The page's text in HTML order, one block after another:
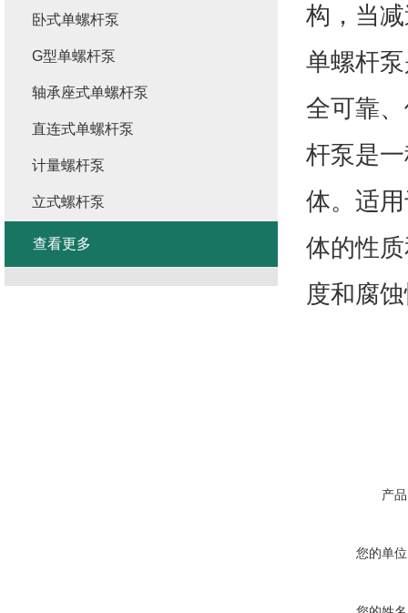
构，当
单螺杆
全可靠
杆泵是
体。适
体的性
度和腐
产
您的单
卧式单螺杆泵
G型单螺杆泵
轴承座式单螺杆泵
直连式单螺杆泵
计量螺杆泵
立式螺杆泵
查看更多